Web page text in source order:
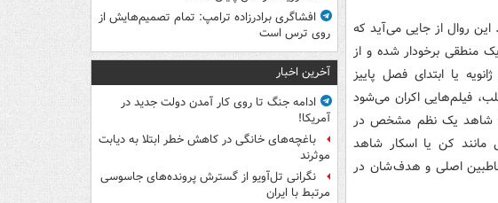
این روال از جایی می‌آید که
منطقی برخودار شده و از
یا ابتدای فصل پاییز
فیلم‌هایی اکران می‌شود
شاهد یک نظم مشخص در
مانند کن یا اسکار شاهد
اصلی و هدف شان در
افشاگری برادرزاده ترامپ: تمام تصمیم‌هایش از
روی ترس است
آخرین اخبار
ادامه جنگ تا روی کار آمدن دولت جدید در
آمریکا!
باغچه‌های خانگی در کاهش خطر ابتلا به دیابت
موثرند
نگرانی تل‌آویو از گسترش پرونده‌های جاسوسی
مرتبط با ایران